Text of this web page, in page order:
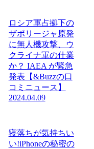
ロシア軍占拠下の
ザポリージャ原発
に無人機攻撃、ウ
クライナ軍の仕業
か？ IAEA が緊急
発表【&Buzzの口
コミニュース】
2024.04.09
寝落ちが気持ちい
い!iPhoneの秘密の